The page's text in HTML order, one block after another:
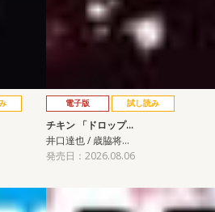
電子版 試し読み
チキン 「ドロップ…
井口達也 / 歳脇将…
発売日：2026.08.06